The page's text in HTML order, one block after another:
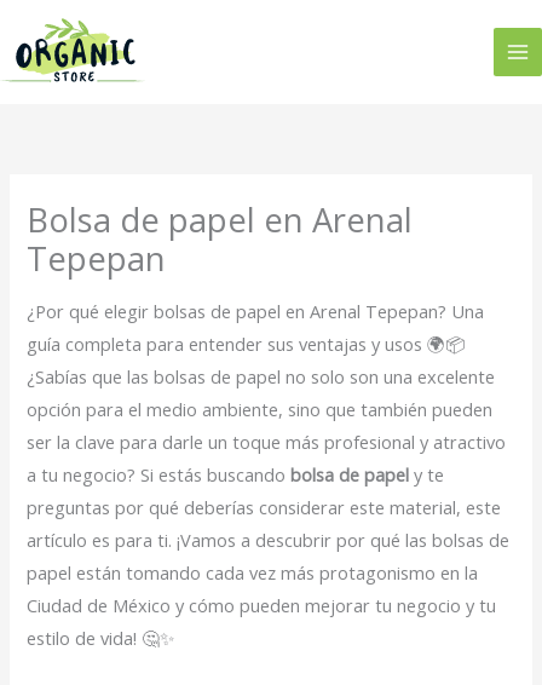
contenido
Bolsa de papel en Arenal
Tepepan
¿Por qué elegir bolsas de papel en Arenal Tepepan? Una
guía completa para entender sus ventajas y usos 🌍📦
¿Sabías que las bolsas de papel no solo son una excelente
opción para el medio ambiente, sino que también pueden
ser la clave para darle un toque más profesional y atractivo
a tu negocio? Si estás buscandobolsa de papel y te
preguntas por qué deberías considerar este material, este
artículo es para ti. ¡Vamos a descubrir por qué las bolsas de
papel están tomando cada vez más protagonismo en la
Ciudad de México y cómo pueden mejorar tu negocio y tu
estilo de vida! 🤔✨